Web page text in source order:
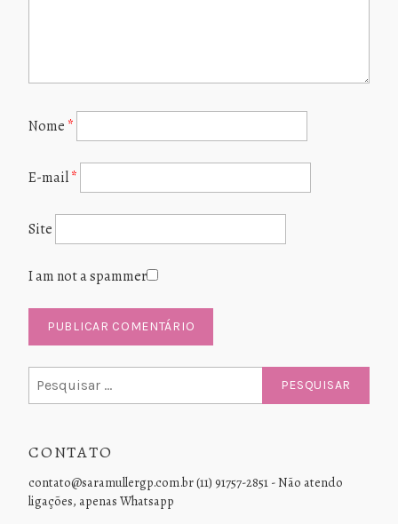
Nome *
E-mail*
Site
I am not a spammer
por:
CONTATO
contato@saramullergp.com.br (11) 91757-2851 - Não atendo
ligações, apenas Whatsapp